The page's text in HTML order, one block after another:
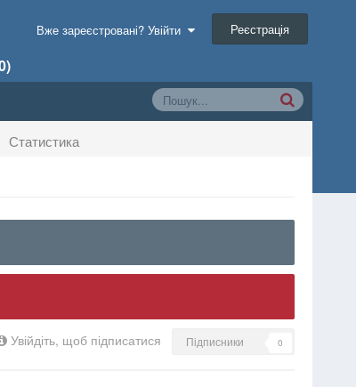
Вже зареєстровані? Увійти Реєстрація
Статистика
Увійдіть, щоб підписатися Підписники 0